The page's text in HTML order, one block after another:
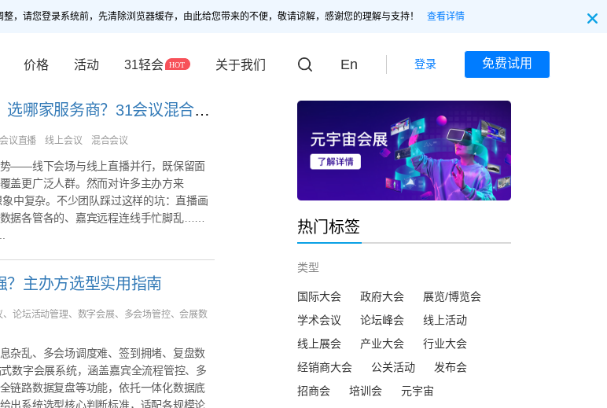
，请您登录系统前，先清除浏览器缓存，由此给您带来的不便，敬请谅解，感谢您的理解与支持！ 查看详情
价格 活动 31轻会 关于我们 En 登录 免费试用
线下会议同步线上直播，选哪家服务商？31会议混合会议解决方案深度解析
议直播 线上会议 混合会议
——线下会场与线上直播并行，既保留面
盖更广泛人群。然而对许多主办方来
中复杂。不少团队踩过这样的坑：直播画
据各管各的、嘉宾远程连线手忙脚乱……
？主办方选型实用指南
、论坛活动管理、数字会展、多会场管控、会展数
杂乱、多会场调度难、签到拥堵、复盘数
数字会展系统，涵盖嘉宾全流程管控、多
链路数据复盘等功能，依托一体化数据底
出系统选型核心判断标准，适配各规模论
热门标签
类型
国际大会 政府大会
展览/博览会
学术会议
论坛峰会
线上活动
线上展会
产业大会
行业大会
经销商大会
公关活动
发布会
招商会
培训会 元宇宙